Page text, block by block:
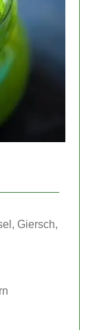
Giersch,